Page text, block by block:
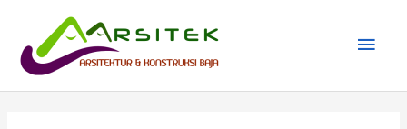
content